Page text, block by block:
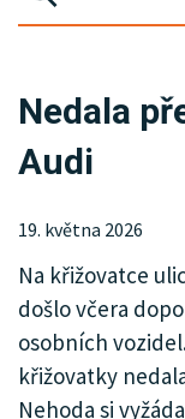
KRIMI
SPORT
KULTURA
SPOLEČNOST
INZERCE
Nedala
Audi
19. května 2026
Na křižovatce
došlo včera
osobních
křižovatky
Nehoda si